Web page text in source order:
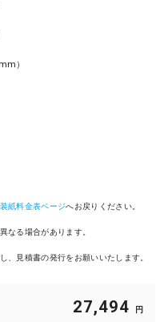
）
紙料金表ページへお戻りください。
なる場合があります。
、見積書の発行をお願いいたします。
27,494 円